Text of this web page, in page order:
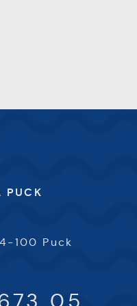
PUCK
100 Puck